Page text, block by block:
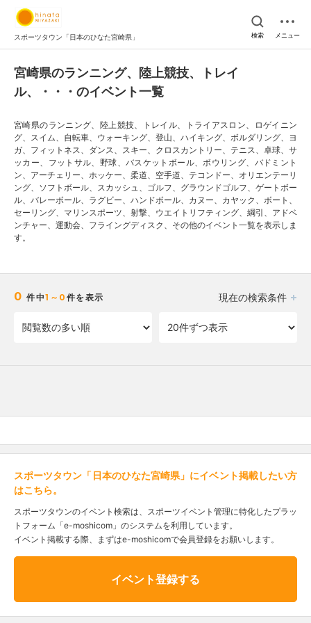
スポーツタウン「日本のひなた宮崎県」 検索 メニュー
宮崎県のランニング、陸上競技、トレイ
ル、・・・のイベント一覧
宮崎県のランニング、陸上競技、トレイル、トライアスロン、ロゲイニン
グ、スイム、自転車、ウォーキング、登山、ハイキング、ボルダリング、ヨ
ガ、フィットネス、ダンス、スキー、クロスカントリー、テニス、卓球、サ
ッカー、フットサル、野球、バスケットボール、ボウリング、バドミント
ン、アーチェリー、ホッケー、柔道、空手道、テコンドー、オリエンテーリ
ング、ソフトボール、スカッシュ、ゴルフ、グラウンドゴルフ、ゲートボー
ル、バレーボール、ラグビー、ハンドボール、カヌー、カヤック、ボート、
セーリング、マリンスポーツ、射撃、ウエイトリフティング、綱引、アドベ
ンチャー、運動会、フライングディスク、その他のイベント一覧を表示しま
す。
0 件中1～0 件を表示 現在の検索条件
スポーツタウン「日本のひなた宮崎県」にイベント掲載したい方
はこちら。
スポーツタウンのイベント検索は、スポーツイベント管理に特化したプラッ
トフォーム「e-moshicom」のシステムを利用しています。
イベント掲載する際、まずはe-moshicomで会員登録をお願いします。
イベント登録する